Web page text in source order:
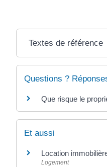
Textes de référence
Questions ?
Que risque le
Et aussi
Location
Logement